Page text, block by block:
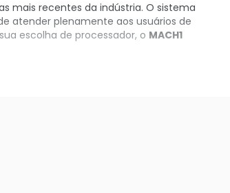
mais recentes da indústria. O sistema
atender plenamente aos usuários de
escolha de processador, o MACH1